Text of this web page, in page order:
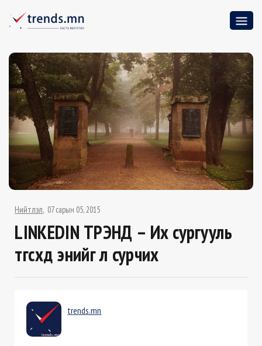
Нийтлэл 07 сарын 05, 2015
LINKEDIN ТРЭНД – Их сургууль
төгсөхдөө энийг л сурчих
trends.mn